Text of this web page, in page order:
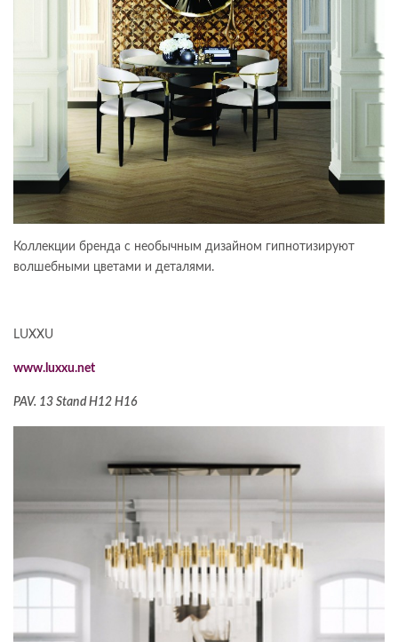
Коллекции бренда с необычным дизайном гипнотизируют
волшебными цветами и деталями.
LUXXU
www.luxxu.net
PAV. 13 Stand H12 H16